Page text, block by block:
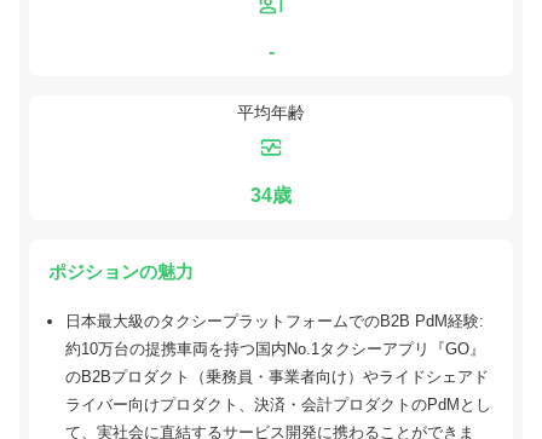
-
平均年齢
34歳
ポジションの魅力
日本最大級のタクシープラットフォームでのB2B PdM経験:
約10万台の提携車両を持つ国内No.1タクシーアプリ『GO』
のB2Bプロダクト（乗務員・事業者向け）やライドシェアド
ライバー向けプロダクト、決済・会計プロダクトのPdMとし
て、実社会に直結するサービス開発に携わることができま